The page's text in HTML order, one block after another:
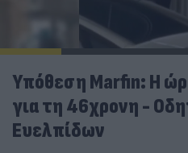
Υπόθεση Marfin: Η
για τη 46χρονη -
Ευελπίδων